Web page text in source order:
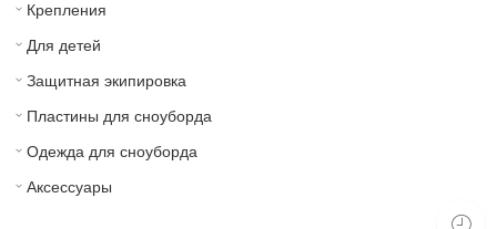
Крепления
Для детей
Защитная экипировка
Пластины для сноуборда
Одежда для сноуборда
Аксессуары